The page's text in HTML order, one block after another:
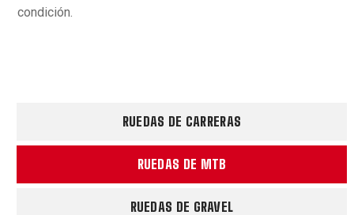
condición.
RUEDAS DE CARRERAS
RUEDAS DE MTB
RUEDAS DE GRAVEL